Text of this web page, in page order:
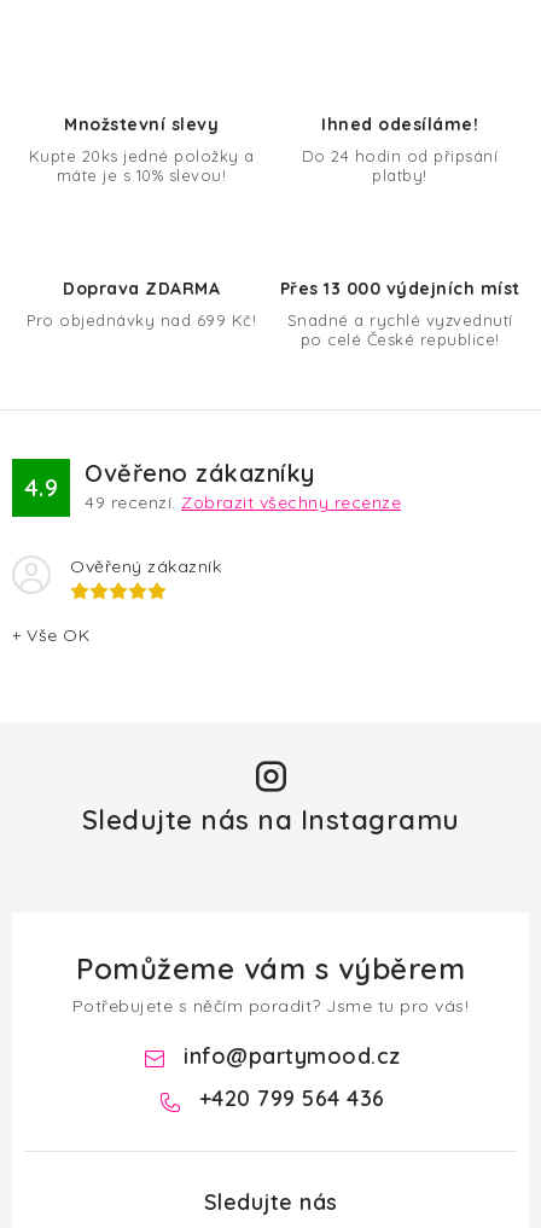
Množstevní slevy
Kupte 20ks jedné položky a
máte je s 10% slevou!
Ihned odesíláme!
Do 24 hodin od připsání
platby!
Doprava ZDARMA
Pro objednávky nad 699 Kč!
Přes 13 000 výdejních míst
Snadné a rychlé vyzvednutí
po celé České republice!
4.9 Ověřeno zákazníky
49 recenzí. Zobrazit všechny recenze
Ověřený zákazník
+ Vše OK
Sledujte nás na Instagramu
Pomůžeme vám s výběrem
Potřebujete s něčím poradit? Jsme tu pro vás!
info@partymood.cz
+420 799 564 436